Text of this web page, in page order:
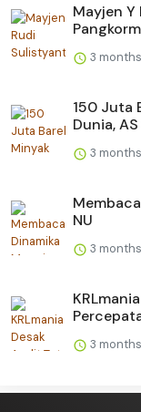
Mayjen
3
150 Juta
Dunia, AS
3
NU
3
3